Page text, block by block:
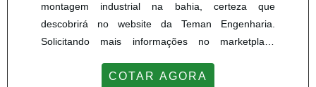
montagem industrial na bahia, certeza que
descobrirá no website da Teman Engenharia.
Solicitando mais informações no marketplace
segmento.MAIS INFORMAÇÕES INTERESSANTES
COTAR AGORA